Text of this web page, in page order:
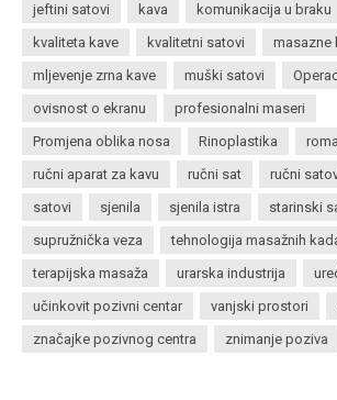
jeftini satovi
kava komunikacija u braku
kvaliteta kave
kvalitetni satovi
masazne
mljevenje zrna kave
muški satovi
ovisnost o ekranu
profesionalni maseri
Promjena oblika nosa
Rinoplastika
ručni aparat za kavu
ručni sat ručni
satovi
sjenila sjenila istra starinski
supružnička veza
tehnologija masažnih
terapijska masaža
urarska industrija
učinkovit pozivni centar
vanjski prostori
značajke pozivnog centra
znimanje poziva